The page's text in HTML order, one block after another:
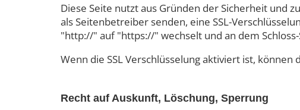
Diese Seite nutzt aus Gründen der Sicherheit und
als Seitenbetreiber senden, eine SSL-
"http://" auf "https://" wechselt und an dem
Wenn die SSL Verschlüsselung aktiviert ist,
Recht auf Auskunft, Löschung, Sperrung